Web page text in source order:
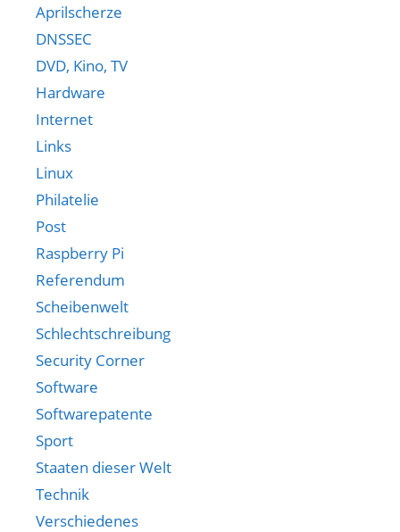
Aprilscherze
DNSSEC
DVD, Kino, TV
Hardware
Internet
Links
Linux
Philatelie
Post
Raspberry Pi
Referendum
Scheibenwelt
Schlechtschreibung
Security Corner
Software
Softwarepatente
Sport
Staaten dieser Welt
Technik
Verschiedenes